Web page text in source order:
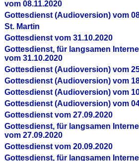
vom 08.11.2020
Gottesdienst (Audioversion) vom
St. Martin
Gottesdienst vom 31.10.2020
Gottesdienst, für langsamen
vom 31.10.2020
Gottesdienst (Audioversion) vom
Gottesdienst (Audioversion) vom
Gottesdienst (Audioversion) vom
Gottesdienst (Audioversion) vom
Gottesdienst vom 27.09.2020
Gottesdienst, für langsamen
vom 27.09.2020
Gottesdienst vom 20.09.2020
Gottesdienst, für langsamen